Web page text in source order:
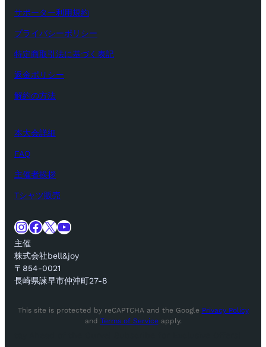
サポーター利用規約
プライバシーポリシー
特定商取引法に基づく表記
返金ポリシー
解約の方法
本大会詳細
FAQ
主催者挨拶
Tシャツ販売
InstagramFacebook X YouTube
主催
株式会社bell&joy
〒854-0021
長崎県諫早市仲沖町27-8
This site is protected by reCAPTCHA and the Google Privacy Policy
and Terms of Serviceapply.